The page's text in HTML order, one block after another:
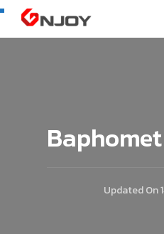
GNjoy mobile
Updated On